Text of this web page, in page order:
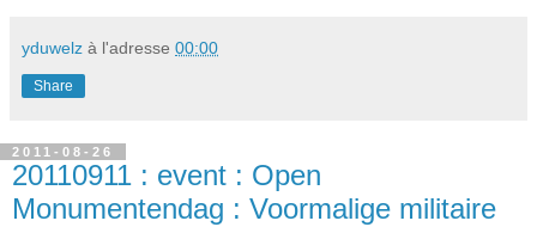
yduwelz à l'adresse 00:00
Share
2011-08-26
20110911 : event : Open
Monumentendag : Voormalige militaire